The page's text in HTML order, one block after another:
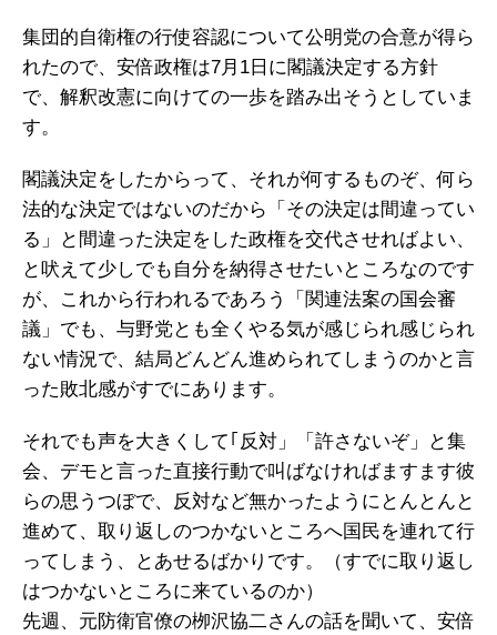
集団的自衛権の行使容認について公明党の合意が得ら
れたので、安倍政権は7月1日に閣議決定する方針
で、解釈改憲に向けての一歩を踏み出そうとしていま
す。
閣議決定をしたからって、それが何するものぞ、何ら
法的な決定ではないのだから「その決定は間違ってい
る」と間違った決定をした政権を交代させればよい、
と吠えて少しでも自分を納得させたいところなのです
が、これから行われるであろう「関連法案の国会審
議」でも、与野党とも全くやる気が感じられ感じられ
ない情況で、結局どんどん進められてしまうのかと言
った敗北感がすでにあります。
それでも声を大きくして｢反対」「許さないぞ」と集
会、デモと言った直接行動で叫ばなければますます彼
らの思うつぼで、反対など無かったようにとんとんと
進めて、取り返しのつかないところへ国民を連れて行
ってしまう、とあせるばかりです。（すでに取り返し
はつかないところに来ているのか）
先週、元防衛官僚の栁沢協二さんの話を聞いて、安倍